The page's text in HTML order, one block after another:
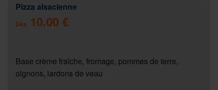
Pizza alsacienne
Dès 10.00 €
Base crème fraîche, fromage, pommes de terre,
oignons, lardons de veau